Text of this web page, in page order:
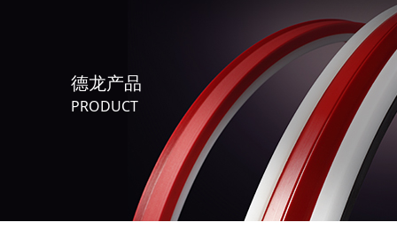
德龙产品
PRODUCT